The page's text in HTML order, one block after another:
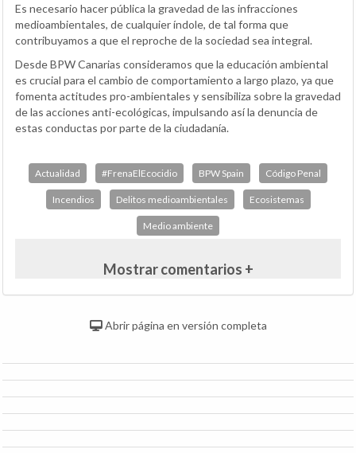
Es necesario hacer pública la gravedad de las infracciones
medioambientales, de cualquier índole, de tal forma que
contribuyamos a que el reproche de la sociedad sea integral.
Desde BPW Canarias consideramos que la educación ambiental
es crucial para el cambio de comportamiento a largo plazo, ya que
fomenta actitudes pro-ambientales y sensibiliza sobre la gravedad
de las acciones anti-ecológicas, impulsando así la denuncia de
estas conductas por parte de la ciudadanía.
Actualidad #FrenaElEcocidio BPW Spain Código Penal
Incendios Delitos medioambientales Ecosistemas
Medio ambiente
Mostrar comentarios +
Abrir página en versión completa